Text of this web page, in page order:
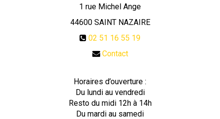
1 rue Michel Ange
44600 SAINT NAZAIRE
02 51 16 55 19
Contact
Horaires d’ouverture :
Du lundi au vendredi
Resto du midi 12h à 14h
Du mardi au samedi